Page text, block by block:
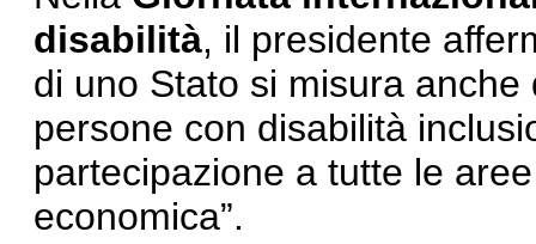
disabilità, il presidente
di uno Stato si misura
persone con disabilità
partecipazione a tutte le
economica”.